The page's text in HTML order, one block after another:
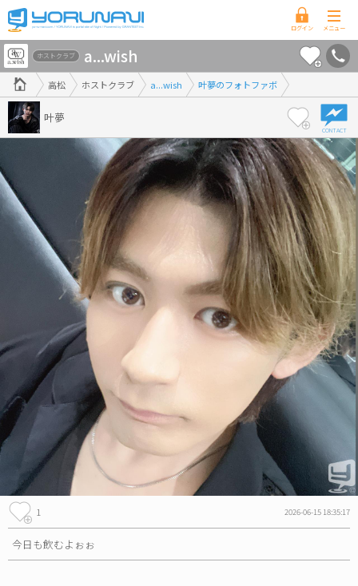
香
川
県
版
高松 ホストクラブ a...wish 叶夢のフォトファボ
ホストクラブ a...wish
叶夢
1 2026-06-15 18:35:17
今日も飲むよぉぉ